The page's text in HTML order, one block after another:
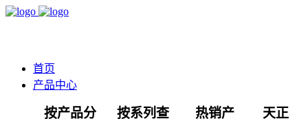
首页
产品中心
按产品分 按系列查 热销产 天正